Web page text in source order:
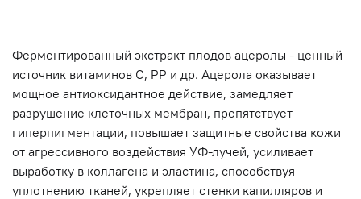
Ферментированный экстракт плодов ацеролы - ценный
источник витаминов С, РР и др. Ацерола оказывает
мощное антиоксидантное действие, замедляет
разрушение клеточных мембран, препятствует
гиперпигментации, повышает защитные свойства кожи
от агрессивного воздействия УФ-лучей, усиливает
выработку в коллагена и эластина, способствуя
уплотнению тканей, укрепляет стенки капилляров и